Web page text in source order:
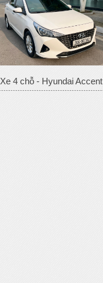
Xe 4 chỗ - Hyundai Accent